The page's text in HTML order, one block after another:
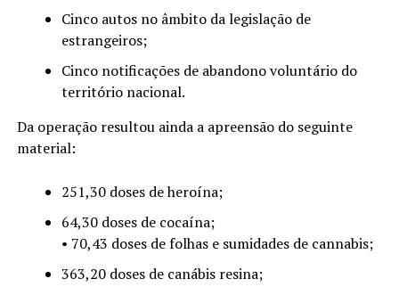
Cinco autos no âmbito da legislação de
estrangeiros;
Cinco notificações de abandono voluntário do
território nacional.
Da operação resultou ainda a apreensão do seguinte
material:
251,30 doses de heroína;
64,30 doses de cocaína;
• 70,43 doses de folhas e sumidades de cannabis;
363,20 doses de canábis resina;